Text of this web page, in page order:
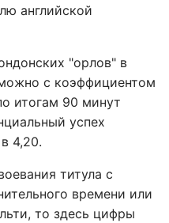
английской
"орлов" в
с коэффициентом
итогам 90 минут
успех
4,20.
титула с
времени или
то здесь цифры